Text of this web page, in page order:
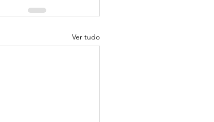
Ver tudo